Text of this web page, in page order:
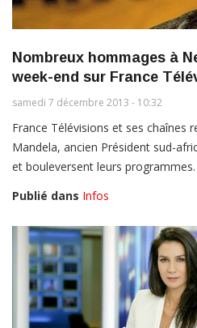
Nombreux hommages à
week-end sur France
samedi 7 décembre 2013 - 10:32
France Télévisions et ses chaînes
Mandela, ancien Président sud-
et bouleversent leurs programmes.
Publié dans Infos